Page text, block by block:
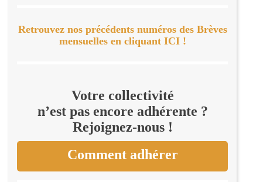
Retrouvez nos précédents numéros des Brèves
mensuelles en cliquant ICI !
Votre collectivité
n’est pas encore adhérente ?
Rejoignez-nous !
Comment adhérer